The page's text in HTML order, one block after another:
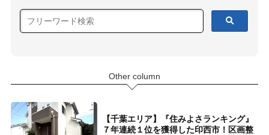
Other column
【千葉エリア】『住みよさランキング』
７年連続１位を獲得した印西市！区画整